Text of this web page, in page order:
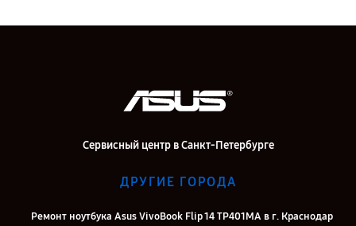
Сервисный центр в Санкт-Петербурге
ДРУГИЕ ГОРОДА
Ремонт ноутбука Asus VivoBook Flip 14 TP401MA в г. Краснодар